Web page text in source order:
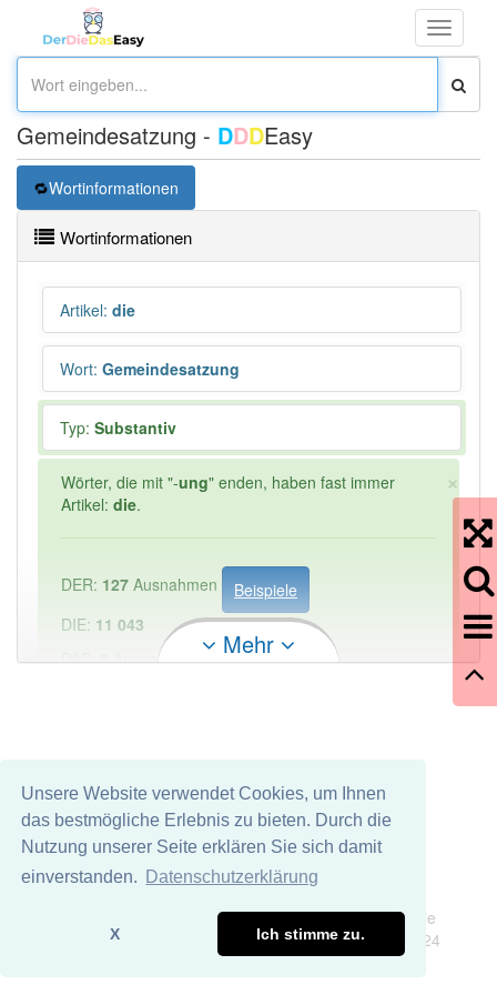
Unsere Website verwendet Cookies, um Ihnen
das bestmögliche Erlebnis zu bieten. Durch die
Nutzung unserer Seite erklären Sie sich damit
einverstanden.
Datenschutzerklärung
X Ich stimme zu.
Toggle
Gemeindesatzung - DDDEasy
Wortinformationen
Wortinformationen
Artikel: die
Wort: Gemeindesatzung
Typ: Substantiv
×
Wörter, die mit "-ung" enden, haben fast immer
Artikel: die.
DER: 127 Ausnahmen
Beispiele
DIE: 11 043
DAS:2Ausnahmen Beispiele
Häufigkeit: 2 von 10
Wörter mit Endung-gemeindesatzung aber mit
einem anderen Artikel: -1
80% unserer Spielapp-Nutzer haben den Artikel
Mehr
Wir übernehmen keine Garantie und keine Haftung für die
Richtigkeit und Vollständigkeit dieser Seite. DDDEasy 2024